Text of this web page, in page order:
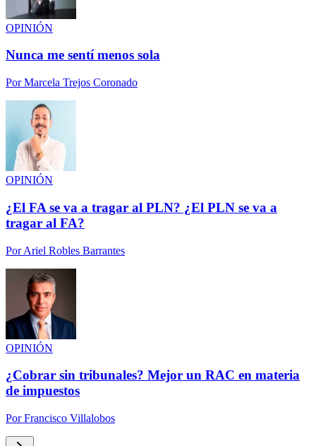
OPINIÓN
Nunca me sentí menos sola
PorMarcela Trejos Coronado
OPINIÓN
¿El FA se va a tragar al PLN? ¿El PLN se va a
tragar al FA?
PorAriel Robles Barrantes
OPINIÓN
¿Cobrar sin tribunales? Mejor un RAC en materia
de impuestos
PorFrancisco Villalobos